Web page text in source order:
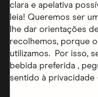
clara e apelativa
leia! Queremos ser
lhe dar orientações
recolhemos, porque
utilizamos. Por isso,
bebida preferida ,
sentido à privacidade